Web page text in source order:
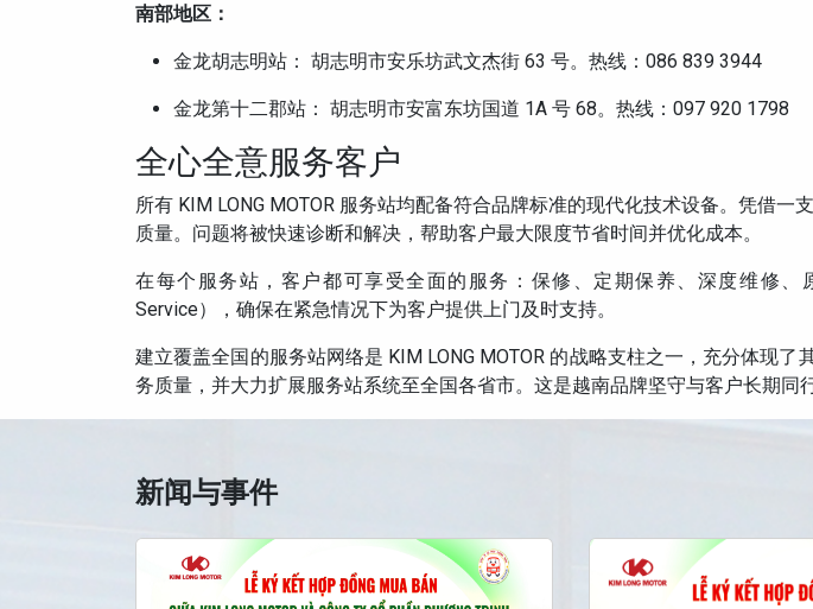
南部地区：
金龙胡志明站： 胡志明市安乐坊武文杰街 63 号。热线：086 839 3944
金龙第十二郡站： 胡志明市安富东坊国道 1A 号 68。热线：097 920 1798
全心全意服务客户
所有 KIM LONG MOTOR 服务站均配备符合品牌标准的现代化技术设备。凭借
质量。问题将被快速诊断和解决，帮助客户最大限度节省时间并优化成本。
在每个服务站，客户都可享受全面的服务：保修、定期保养、深度维修、
Service），确保在紧急情况下为客户提供上门及时支持。
建立覆盖全国的服务站网络是 KIM LONG MOTOR 的战略支柱之一，充分体现了
务质量，并大力扩展服务站系统至全国各省市。这是越南品牌坚守与客户长期同
新闻与事件